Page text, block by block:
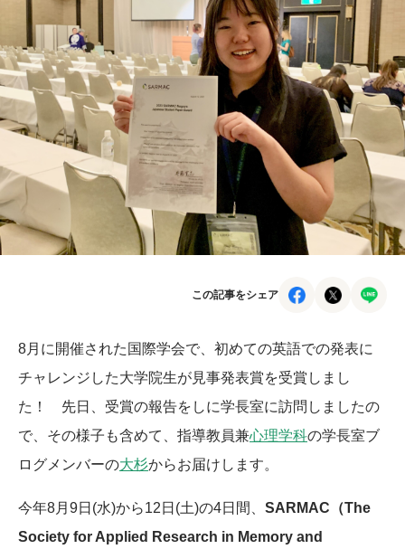
この記事をシェア
8月に開催された国際学会で、初めての英語での発表に
チャレンジした大学院生が見事発表賞を受賞しまし
た！ 先日、受賞の報告をしに学長室に訪問しましたの
で、その様子も含めて、指導教員兼心理学科の学長室ブ
ログメンバーの大杉からお届けします。
今年8月9日(水)から12日(土)の4日間、 SARMAC（The
Society for Applied Research in Memory and